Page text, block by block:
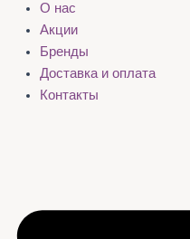
О нас
Акции
Бренды
Доставка и оплата
Контакты